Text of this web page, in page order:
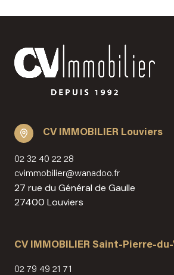
CV IMMOBILIER Louviers
02 32 40 22 28
cvimmobilier@wanadoo.fr
27 rue du Général de Gaulle
27400 Louviers
CV IMMOBILIER Saint-Pierre-
02 79 49 21 71